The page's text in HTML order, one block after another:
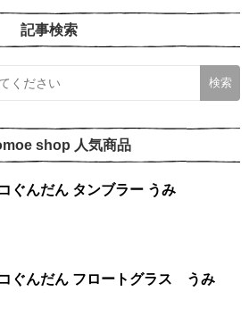
記事検索
shop 人気商品
ノラネコぐんだん タンブラー うみ
ノラネコぐんだん フロートグラス うみ